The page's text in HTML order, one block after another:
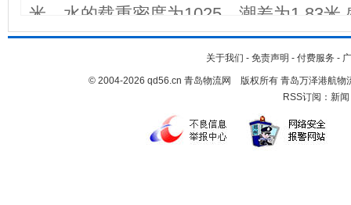
米，水的载重密度为1025。潮差为1.83米
强制。但受推荐。没有通讯电台。工作时
施有：加燃料、小汽艇、医疗、牵引、
污和淡水。纳苏格布港主要进行糖的出
处的锚地良好。水深在9.14米。由驳船
废弃不用。但可获得贮量3500吨的仓库
关于我们 - 免责声明 - 付费服务 -
© 2004-2026 qd56.cn 青岛物流网 版权所有 青岛万泽港航物
RSS订阅： 新闻